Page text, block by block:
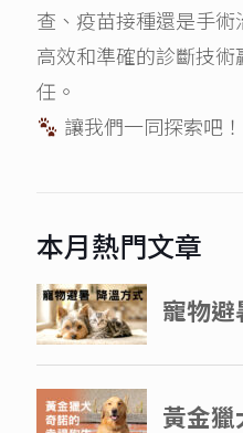
查、疫苗接種還是手
高效和準確的診斷技
任。
讓我們一同探索吧！
本月熱門文章